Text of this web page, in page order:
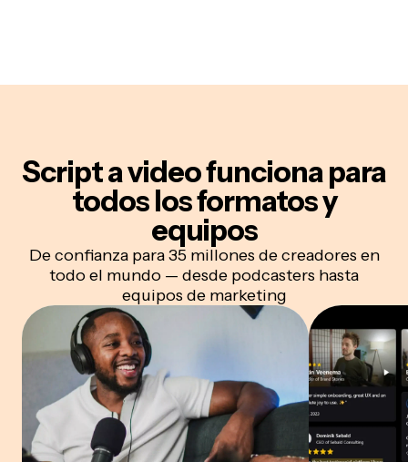
Script a video funciona para
todos los formatos y
equipos
De confianza para 35 millones de creadores en
todo el mundo — desde podcasters hasta
equipos de marketing